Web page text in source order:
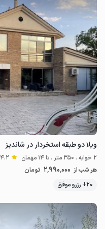
ویلا دو طبقه استخردار در شاندیز
2 خوابه . 350 متر . تا 14 مهمان 4.2
هر شب از 2٬990٬000 تومان
20+ رزرو موفق